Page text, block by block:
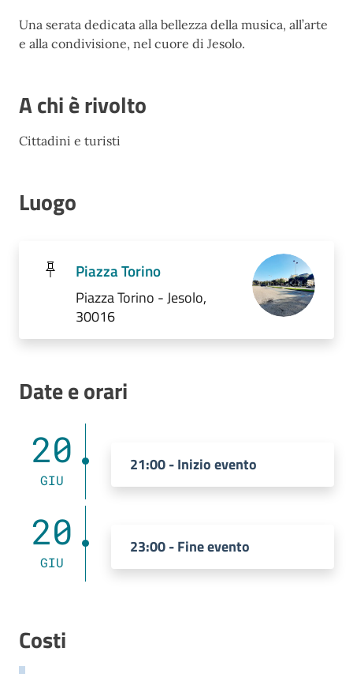
Una serata dedicata alla bellezza della musica, all’arte
e alla condivisione, nel cuore di Jesolo.
A chi è rivolto
Cittadini e turisti
Luogo
Piazza Torino
Piazza Torino - Jesolo,
30016
Date e orari
20
GIU
21:00 - Inizio evento
20
GIU
23:00 - Fine evento
Costi